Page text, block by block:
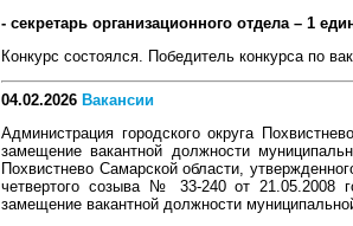
- секретарь организационного отдела – 1
Конкурс состоялся. Победитель конкурса по
04.02.2026 Вакансии
Администрация городского округа
замещение вакантной должности
Похвистнево Самарской области,
четвертого созыва № 33-240 от 21.05.2008
замещение вакантной должности